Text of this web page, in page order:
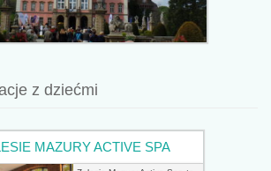
z dziećmi
MAZURY ACTIVE SPA